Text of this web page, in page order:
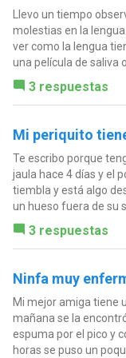
Llevo un tiempo
molestias en la
ver como la lengua
una película de saliva
3 respuestas
Mi periquito
Te escribo porque
jaula hace 4 días y el
tiembla y está algo
un hueso fuera de su
3 respuestas
Ninfa muy
Mi mejor amiga tiene
mañana se la
espuma por el pico y
horas se puso un